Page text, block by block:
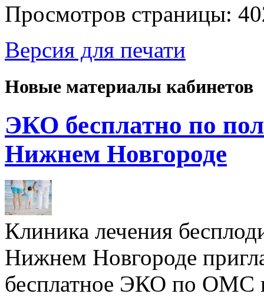
Просмотров страницы:
Версия для печати
Новые материалы кабинетов
ЭКО бесплатно по
Нижнем Новгороде
Клиника лечения
Нижнем Новгороде
бесплатное ЭКО по ОМС